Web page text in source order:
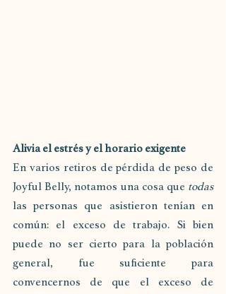
Alivia el estrés y el horario exigente
En varios retiros de pérdida de peso de
Joyful Belly, notamos una cosa que todas
las personas que asistieron tenían en
común: el exceso de trabajo. Si bien
puede no ser cierto para la población
general, fue suficiente para
convencernos de que el exceso de